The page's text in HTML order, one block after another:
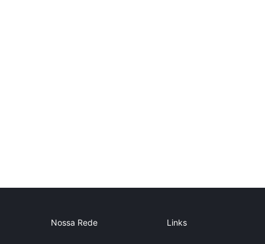
Nossa Rede Links